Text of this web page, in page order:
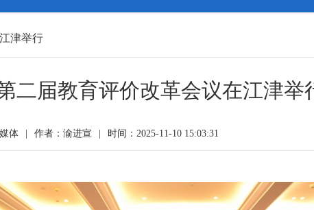
津举行
二届教育评价改革会议在江津举
体 作者：渝进宣 时间：2025-11-10 15:03:31